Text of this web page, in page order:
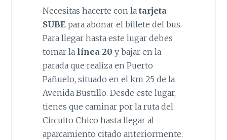
Necesitas hacerte con la tarjeta
SUBEpara abonar el billete del bus.
Para llegar hasta este lugar debes
tomar la línea 20 y bajar en la
parada que realiza en Puerto
Pañuelo, situado en el km 25 de la
Avenida Bustillo. Desde este lugar,
tienes que caminar por la ruta del
Circuito Chico hasta llegar al
aparcamiento citado anteriormente.